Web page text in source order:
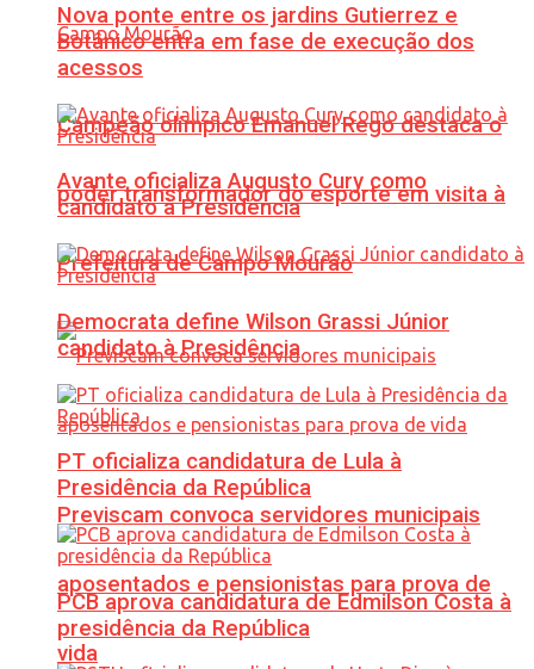
Campeão olímpico Emanuel Rego destaca o
poder transformador do esporte em visita à
Prefeitura de Campo Mourão
Previscam convoca servidores municipais
aposentados e pensionistas para prova de
vida
Nova ponte entre os jardins Gutierrez e
Botânico entra em fase de execução dos
acessos
Avante oficializa Augusto Cury como
candidato à Presidência
Democrata define Wilson Grassi Júnior
candidato à Presidência
PT oficializa candidatura de Lula à
Presidência da República
PCB aprova candidatura de Edmilson Costa à
presidência da República